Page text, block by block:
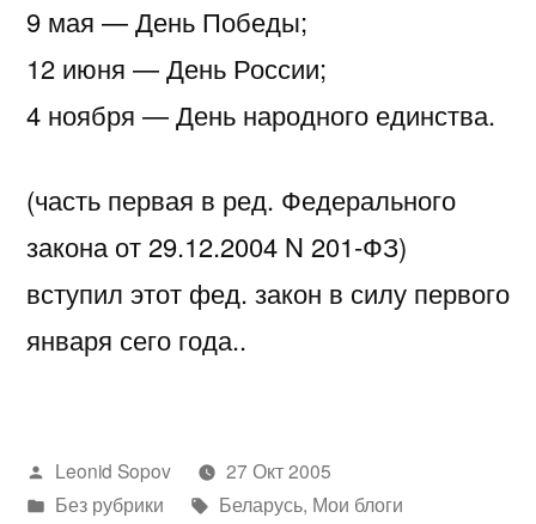
9 мая — День Победы;
12 июня — День России;
4 ноября — День народного единства.
(часть первая в ред. Федерального
закона от 29.12.2004 N 201-ФЗ)
вступил этот фед. закон в силу первого
января сего года..
Написано
автором
Leonid Sopov
27 Окт 2005
Написано
Без рубрики Метки:
Беларусь, Мои блоги